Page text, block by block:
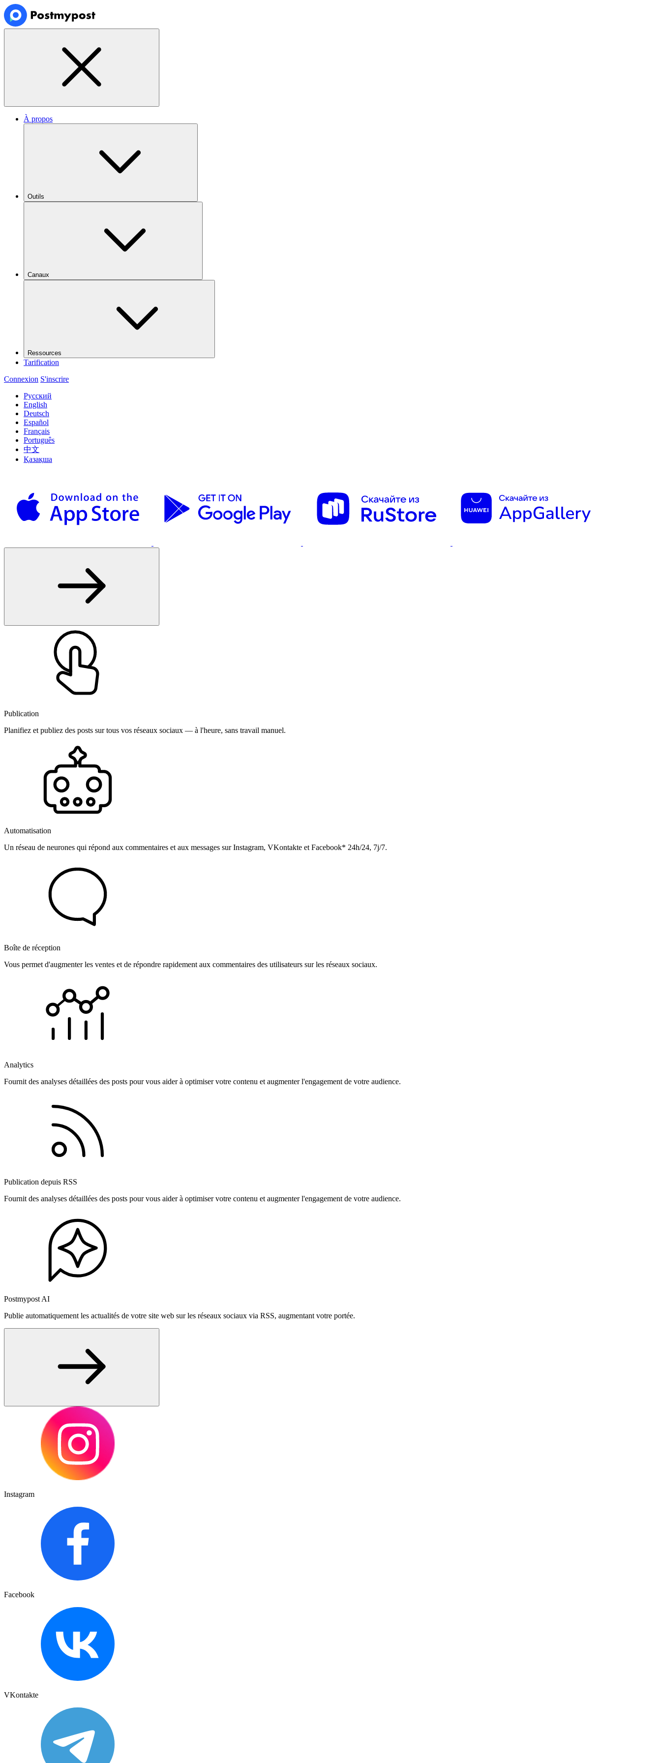
À propos
Outils
Canaux
Ressources
Tarification
Connexion S'inscrire
Русский
English
Deutsch
Español
Français
Português
中文
Қазақша
Publication
Planifiez et publiez des posts sur tous vos réseaux sociaux — à l'heure, sans travail manuel.
Automatisation
Un réseau de neurones qui répond aux commentaires et aux messages sur Instagram, VKontakte et Facebook* 24h/24, 7j/7.
Boîte de réception
Vous permet d'augmenter les ventes et de répondre rapidement aux commentaires des utilisateurs sur les réseaux sociaux.
Analytics
Fournit des analyses détaillées des posts pour vous aider à optimiser votre contenu et augmenter l'engagement de votre audience.
Publication depuis RSS
Fournit des analyses détaillées des posts pour vous aider à optimiser votre contenu et augmenter l'engagement de votre audience.
Postmypost AI
Publie automatiquement les actualités de votre site web sur les réseaux sociaux via RSS, augmentant votre portée.
Instagram
Facebook
VKontakte